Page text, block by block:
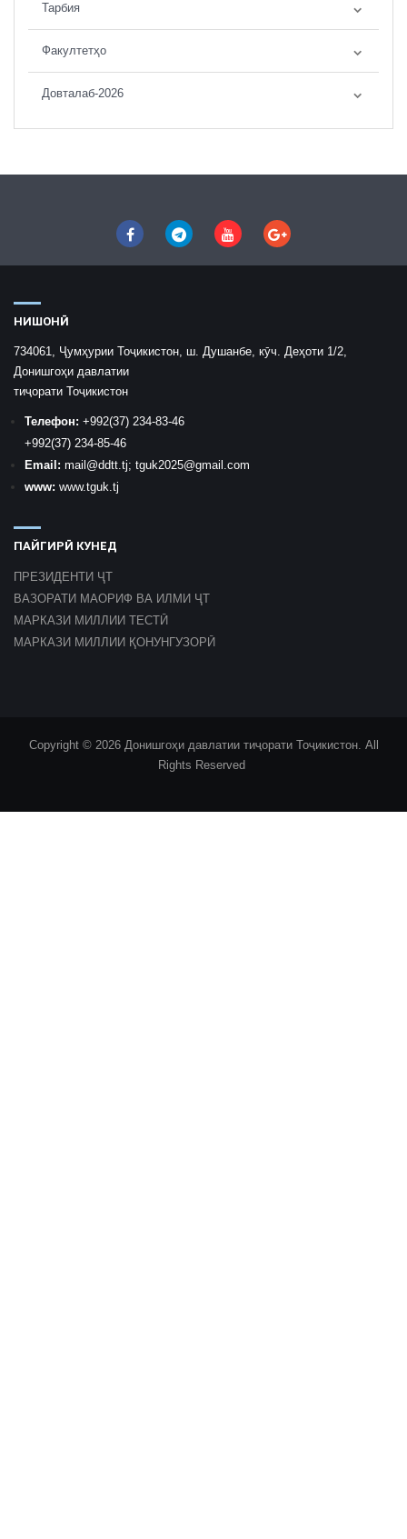
Тарбия
Факултетҳо
Довталаб-2026
НИШОНӢ
734061, Ҷумҳурии Тоҷикистон, ш. Душанбе, кӯч. Деҳоти 1/2,
Донишгоҳи давлатии
тиҷорати Тоҷикистон
Телефон: +992(37) 234-83-46
+992(37) 234-85-46
Email: mail @ddtt.tj; tguk2025@gmail.com
www: www.tguk.tj
ПАЙГИРӢ КУНЕД
ПРЕЗИДЕНТИ ҶТ
ВАЗОРАТИ МАОРИФ ВА ИЛМИ ҶТ
МАРКАЗИ МИЛЛИИ ТЕСТӢ
МАРКАЗИ МИЛЛИИ ҚОНУНГУЗОРӢ
Copyright © 2026 Донишгоҳи давлатии тиҷорати Тоҷикистон. All
Rights Reserved